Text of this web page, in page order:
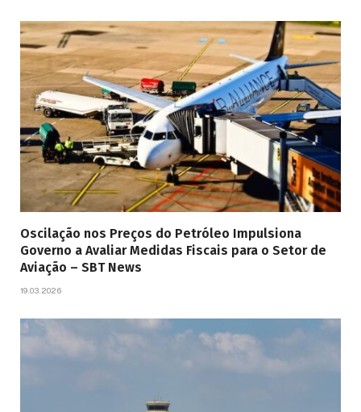
Oscilação nos Preços do Petróleo Impulsiona
Governo a Avaliar Medidas Fiscais para o Setor de
Aviação – SBT News
19.03.2026